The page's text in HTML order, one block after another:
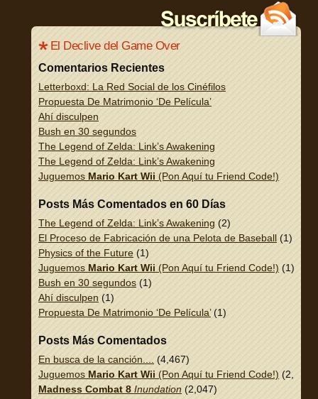
El Declive del Game Over
Comentarios Recientes
Letterboxd: La Red Social de los Cinéfilos
Propuesta De Matrimonio ‘De Película’
Ahí disculpen
Bush en 30 segundos
The Legend of Zelda: Link’s Awakening
The Legend of Zelda: Link’s Awakening
Juguemos Mario Kart Wii (Pon Aquí tu Friend Code!)
Posts Más Comentados en 60 Días
The Legend of Zelda: Link’s Awakening (2)
El Proceso de Fabricación de una Pelota de Baseball (1)
Physics of the Future (1)
Juguemos Mario Kart Wii (Pon Aquí tu Friend Code!) (1)
Bush en 30 segundos (1)
Ahí disculpen (1)
Propuesta De Matrimonio ‘De Película’(1)
Posts Más Comentados
En busca de la canción....
(4,467)
Juguemos Mario Kart Wii (Pon Aquí tu Friend Code!) (2,337)
Madness Combat 8 Inundation (2,047)